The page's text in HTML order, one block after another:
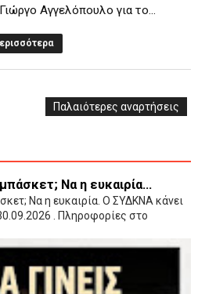
Αγγελόπουλο για το...
Παλαιότερες αναρτήσεις
Να η ευκαιρία...
Να η ευκαιρία. Ο ΣΥΔΚΝΑ κάνει
. Πληροφορίες στο